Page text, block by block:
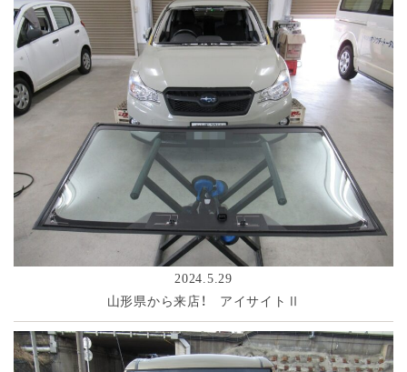
2024.5.29
山形県から来店！ アイサイトⅡ